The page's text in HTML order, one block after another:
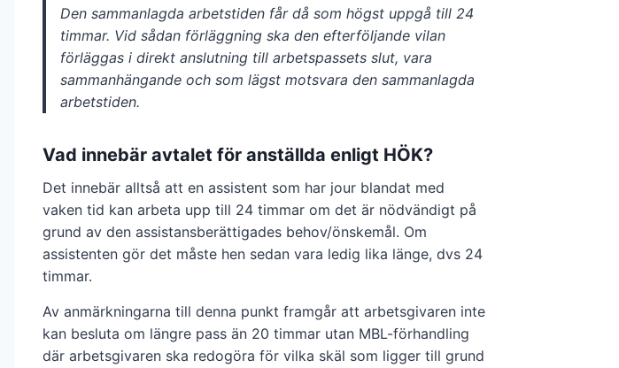
Den sammanlagda arbetstiden får då som högst uppgå till 24
timmar. Vid sådan förläggning ska den efterföljande vilan
förläggas i direkt anslutning till arbetspassets slut, vara
sammanhängande och som lägst motsvara den sammanlagda
arbetstiden.
Vad innebär avtalet för anställda enligt HÖK?
Det innebär alltså att en assistent som har jour blandat med
vaken tid kan arbeta upp till 24 timmar om det är nödvändigt på
grund av den assistansberättigades behov/önskemål. Om
assistenten gör det måste hen sedan vara ledig lika länge, dvs 24
timmar.
Av anmärkningarna till denna punkt framgår att arbetsgivaren inte
kan besluta om längre pass än 20 timmar utan MBL-förhandling
där arbetsgivaren ska redogöra för vilka skäl som ligger till grund